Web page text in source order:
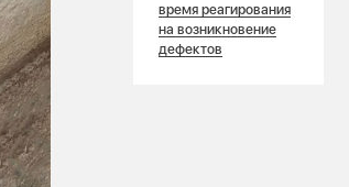
время реагирования
на возникновение
дефектов